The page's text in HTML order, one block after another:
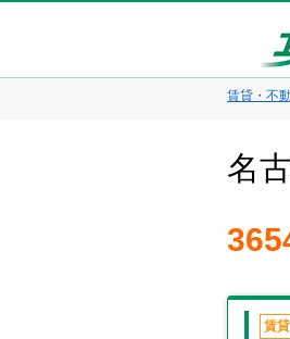
賃貸・不
名
賃